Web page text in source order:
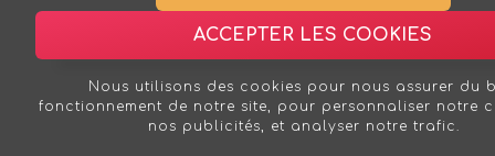
ACCEPTER LES COOKIES
Nous utilisons des cookies pour nous assurer du
fonctionnement de notre site, pour personnaliser notre
nos publicités, et analyser notre trafic.